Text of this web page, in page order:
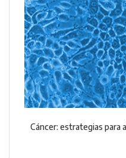
Cáncer: estrategias para